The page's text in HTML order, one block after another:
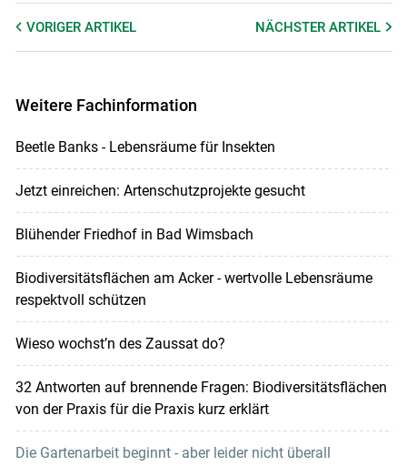
VORIGER ARTIKEL NÄCHSTERARTIKEL
Weitere Fachinformation
Beetle Banks - Lebensräume für Insekten
Jetzt einreichen: Artenschutzprojekte gesucht
Blühender Friedhof in Bad Wimsbach
Biodiversitätsflächen am Acker - wertvolle Lebensräume
respektvoll schützen
Wieso wochst’n des Zaussat do?
32 Antworten auf brennende Fragen: Biodiversitätsflächen
von der Praxis für die Praxis kurz erklärt
Die Gartenarbeit beginnt - aber leider nicht überall